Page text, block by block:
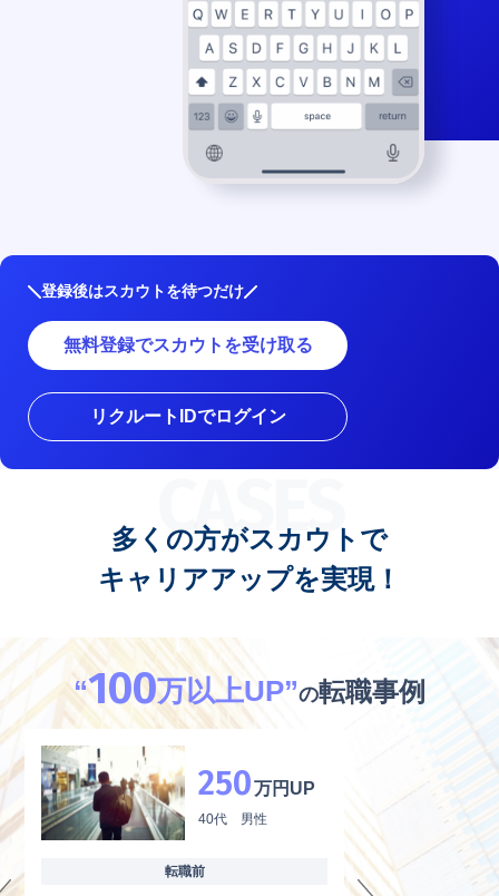
登録後はスカウトを待つだけ
無料登録でスカウトを受け取る
リクルートIDでログイン
CASES
多くの方がスカウトで
キャリアアップを実現！
“100万以上UP”の転職事例
250万円UP
40代 男性
転職前